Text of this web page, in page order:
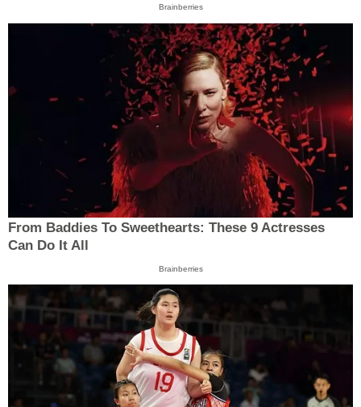
Brainberries
From Baddies To Sweethearts: These 9 Actresses
Can Do It All
Brainberries